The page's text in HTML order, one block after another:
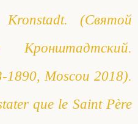
(Святой
Кронштадтский.
1890, Moscou 2018).
que le Saint Père